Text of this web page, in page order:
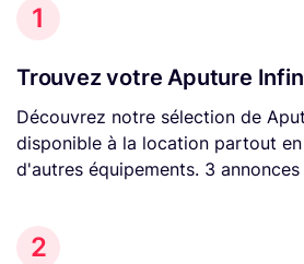
1
Trouvez votre Aputure
Découvrez notre sélection de
disponible à la location partout
d'autres équipements. 3
2